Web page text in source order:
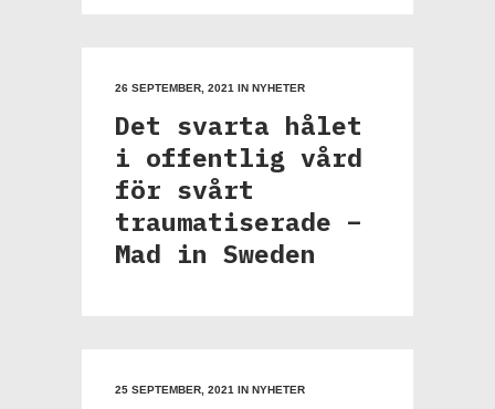
26 SEPTEMBER, 2021 IN NYHETER
Det svarta hålet
i offentlig vård
för svårt
traumatiserade –
Mad in Sweden
25 SEPTEMBER, 2021 IN NYHETER